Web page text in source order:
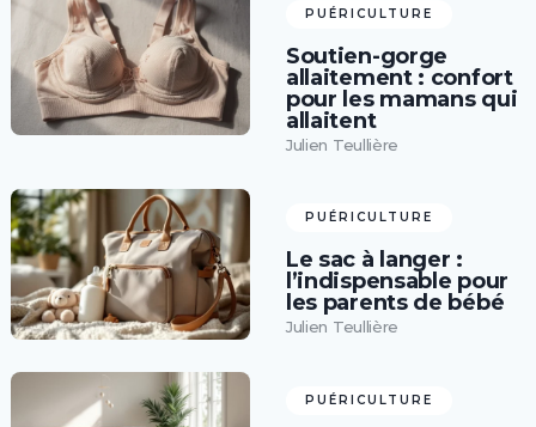
PUÉRICULTURE
Soutien-gorge
allaitement : confort
pour les mamans qui
allaitent
Julien Teullière
PUÉRICULTURE
Le sac à langer :
l’indispensable pour
les parents de bébé
Julien Teullière
PUÉRICULTURE